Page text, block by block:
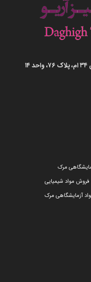
مرک
فروش مواد شیمیایی
آزمایشگاهی مرک